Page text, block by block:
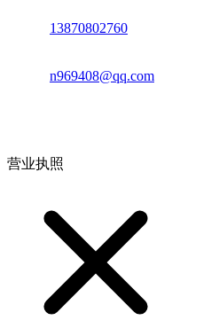
13870802760
n969408@qq.com
营业执照